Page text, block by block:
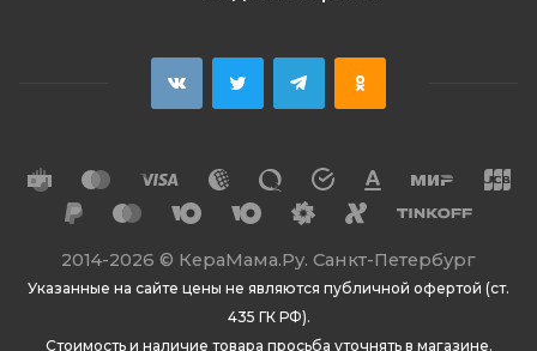
2014-2026 © КераМама.Ру. Санкт-Петербург
Указанные на сайте цены не являются публичной офертой (ст.
435 ГК РФ).
Стоимость и наличие товара просьба уточнять в магазине.